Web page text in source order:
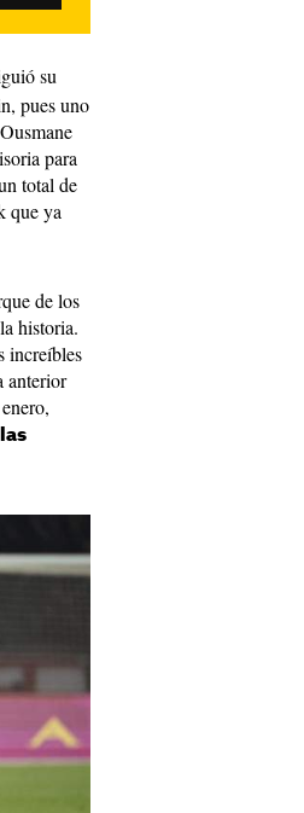
su
pues uno
para
total de
que ya
de los
historia.
increíbles
anterior